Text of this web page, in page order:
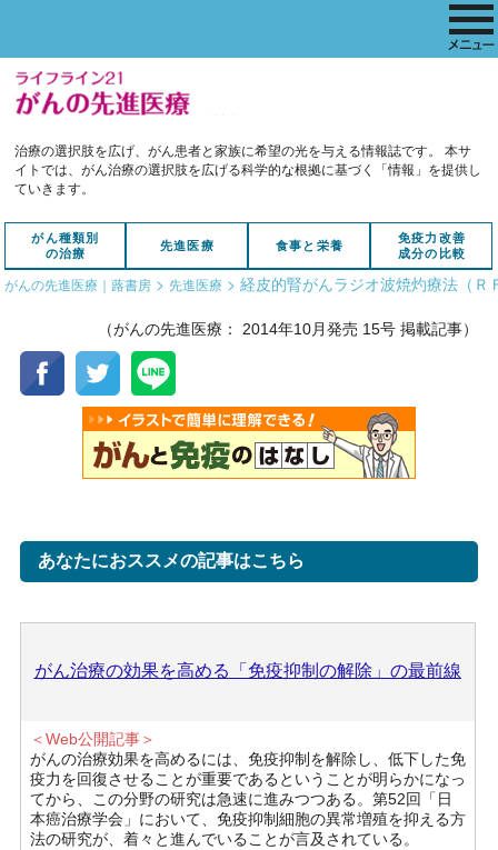
治療の選択肢を広げ、がん患者と家族に希望の光を与える情報誌です。
本サ
イトでは、がん治療の選択肢を広げる科学的な根拠に基づく「情報」を提供し
ていきます。
がん種類別
の治療
先進医療 食事と栄養
免疫力改善
成分の比較
がんの先進医療｜蕗書房 > 先進医療 >経皮的腎がんラジオ波焼灼療法（
（がんの先進医療： 2014年10月発売 15号 掲載記事）
あなたにおススメの記事はこちら
がん治療の効果を高める「免疫抑制の解除」の最前線
＜Web公開記事＞
がんの治療効果を高めるには、免疫抑制を解除し、低下した免
疫力を回復させることが重要であるということが明らかになっ
てから、この分野の研究は急速に進みつつある。第52回「日
本癌治療学会」において、免疫抑制細胞の異常増殖を抑える方
法の研究が、着々と進んでいることが言及されている。